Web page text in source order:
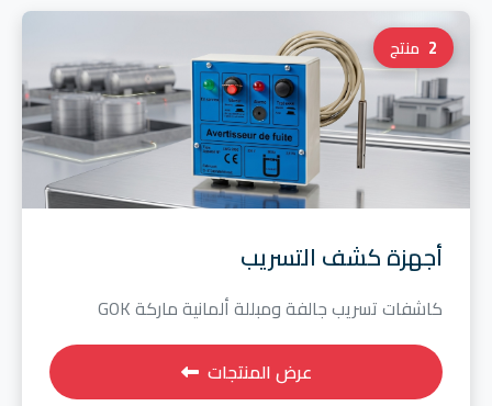
2 منتج
أجهزة كشف التسريب
كاشفات تسريب جالفة ومبللة ألمانية ماركة GOK
عرض المنتجات